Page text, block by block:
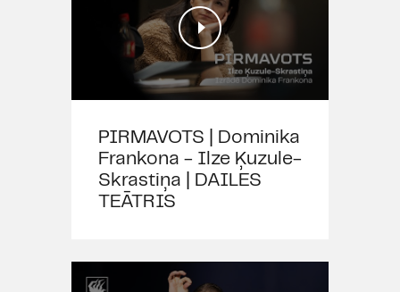
PIRMAVOTS | Dominika
Frankona - Ilze Ķuzule-
Skrastiņa | DAILES
TEĀTRIS